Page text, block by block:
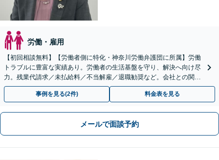
労働・雇用
【初回相談無料】【労働者側に特化・神奈川労働弁護団に所属】労働
トラブルに豊富な実績あり。労働者の生活基盤を守り、解決へ向け尽
力。残業代請求／未払給料／不当解雇／退職勧奨など。会社との関係
性も考慮し、ご意向を尊重しながら丁寧に対応いたします
事例を見る(2件) 料金表を見る
メールで面談予約